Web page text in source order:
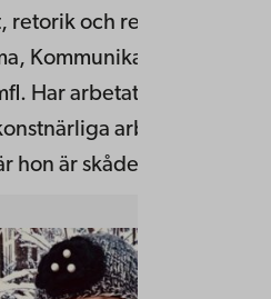
retorik och relationer,
Kommunikation,
Har arbetat med
arbete är inom
hon är skådespelare.